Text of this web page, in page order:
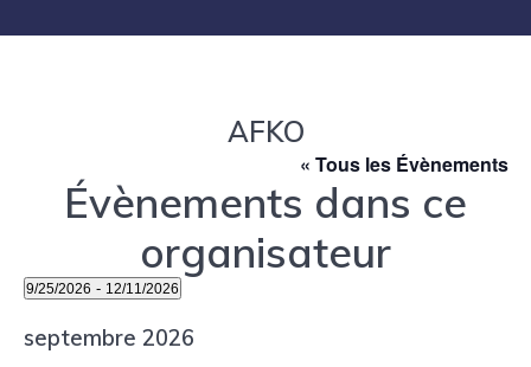
AFKO
« Tous les Évènements
Évènements dans ce
organisateur
9/25/2026 - 12/11/2026
septembre 2026